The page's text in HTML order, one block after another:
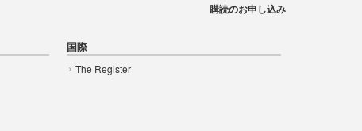
国際
The Register
購読のお申し込み